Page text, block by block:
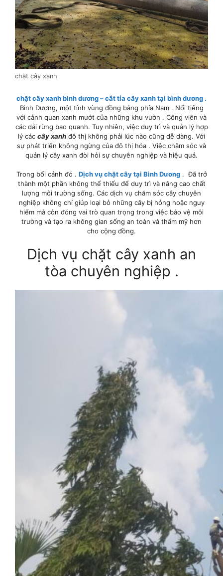
chặt cây xanh
chặt cây xanh bình dương – cắt tỉa cây xanh tại bình dương .
Bình Dương, một tỉnh vùng đồng bằng phía Nam . Nổi tiếng
với cảnh quan xanh mướt của những khu vườn . Công viên và
các dải rừng bao quanh. Tuy nhiên, việc duy trì và quản lý hợp
lý các cây xanh đô thị không phải lúc nào cũng dễ dàng. Với
sự phát triển không ngừng của đô thị hóa . Việc chăm sóc và
quản lý cây xanh đòi hỏi sự chuyên nghiệp và hiệu quả.
Trong bối cảnh đó . Dịch vụ chặt cây tại Bình Dương. Đã trở
thành một phần không thể thiếu để duy trì và nâng cao chất
lượng môi trường sống. Các dịch vụ chăm sóc cây chuyên
nghiệp không chỉ giúp loại bỏ những cây bị hỏng hoặc nguy
hiểm mà còn đóng vai trò quan trọng trong việc bảo vệ môi
trường và tạo ra không gian sống an toàn và thẩm mỹ hơn
cho cộng đồng.
Dịch vụ chặt cây xanh an
tòa chuyên nghiệp .